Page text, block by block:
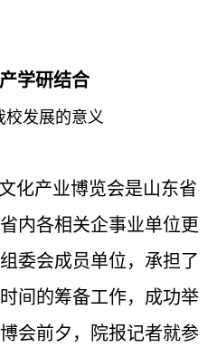
学研结合
校发展的意义
化产业博览会是山东省
内各相关企事业单位更
委会成员单位，承担了
间的筹备工作，成功举
会前夕，院报记者就参